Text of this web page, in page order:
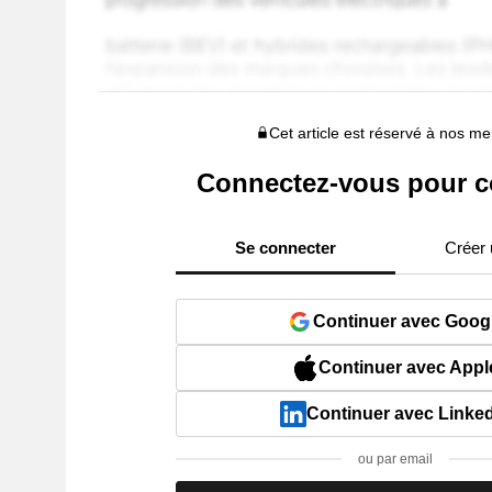
Cet article est réservé à nos
Connectez-vous pour
Se connecter Créer
Continuer avec
Continuer avec
Continuer avec
ou par email